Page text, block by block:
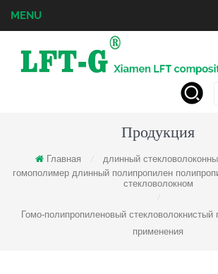
MENU
Продукция
Главная длинный
гомополимер длинный полипропилен
стекловолокном
Гомо-полипропиленовый стекловолокнистый
применения